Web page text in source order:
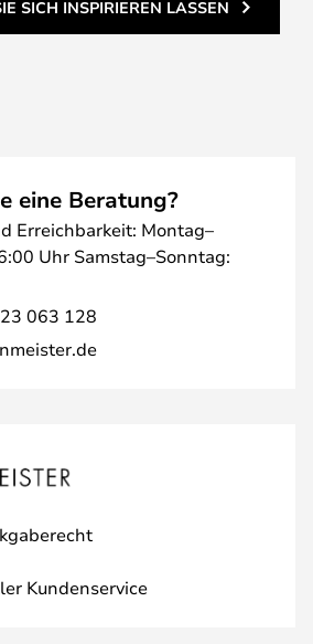
SICH INSPIRIEREN LASSEN
eine Beratung?
Erreichbarkeit: Montag–
Uhr Samstag–Sonntag:
063 128
Kundenservice